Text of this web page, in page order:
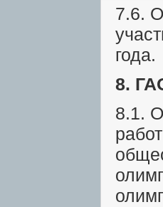
7.6.
года.
8.
8.1.